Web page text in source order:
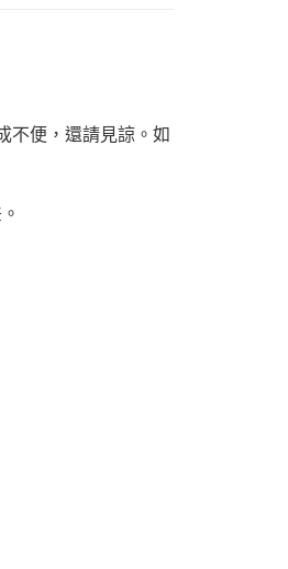
不便，還請見諒。如